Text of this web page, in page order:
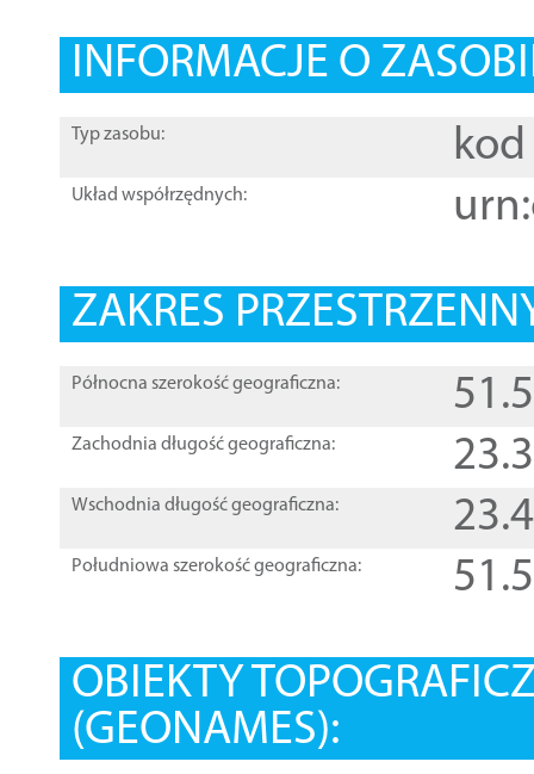
INFORMACJE O
Typ zasobu: kod
Układ współrzędnych:
ZAKRES
Północna szerokość geograficzna:
Zachodnia długość geograficzna:
Wschodnia długość geograficzna:
Południowa szerokość geograficzna:
OBIEKTY
(GEONAMES):